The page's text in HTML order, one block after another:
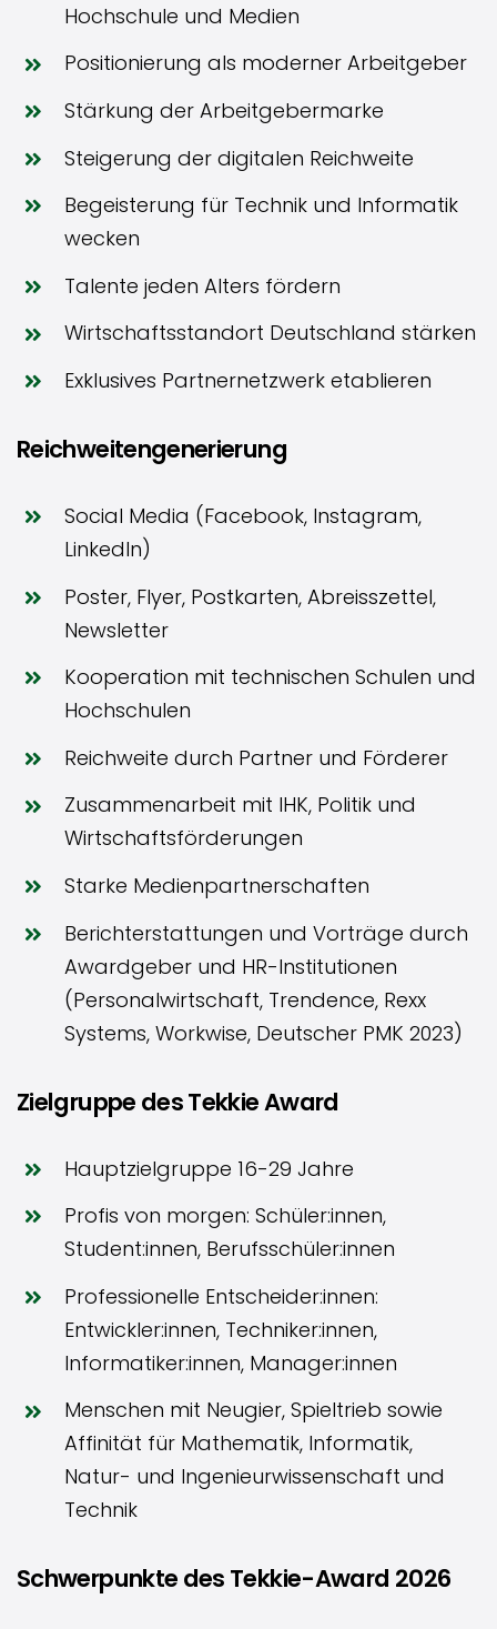
Hochschule und Medien
Positionierung als moderner Arbeitgeber
Stärkung der Arbeitgebermarke
Steigerung der digitalen Reichweite
Begeisterung für Technik und Informatik
wecken
Talente jeden Alters fördern
Wirtschaftsstandort Deutschland stärken
Exklusives Partnernetzwerk etablieren
Reichweitengenerierung
Social Media (Facebook, Instagram,
LinkedIn)
Poster, Flyer, Postkarten, Abreisszettel,
Newsletter
Kooperation mit technischen Schulen und
Hochschulen
Reichweite durch Partner und Förderer
Zusammenarbeit mit IHK, Politik und
Wirtschaftsförderungen
Starke Medienpartnerschaften
Berichterstattungen und Vorträge durch
Awardgeber und HR-Institutionen
(Personalwirtschaft, Trendence, Rexx
Systems, Workwise, Deutscher PMK 2023)
Zielgruppe des Tekkie Award
Hauptzielgruppe 16-29 Jahre
Profis von morgen: Schüler:innen,
Student:innen, Berufsschüler:innen
Professionelle Entscheider:innen:
Entwickler:innen, Techniker:innen,
Informatiker:innen, Manager:innen
Menschen mit Neugier, Spieltrieb sowie
Affinität für Mathematik, Informatik,
Natur- und Ingenieurwissenschaft und
Technik
Schwerpunkte des Tekkie-Award 2026